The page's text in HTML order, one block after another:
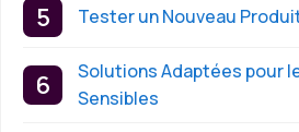
Tester un Nouveau
Solutions Adaptées pour
Sensibles